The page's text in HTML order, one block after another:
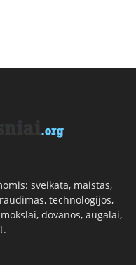
sveikata, maistas,
technologijos,
dovanos, augalai,